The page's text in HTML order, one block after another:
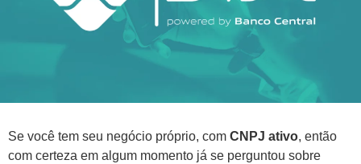
Se você tem seu negócio próprio, com CNPJ ativo, então
com certeza em algum momento já se perguntou sobre